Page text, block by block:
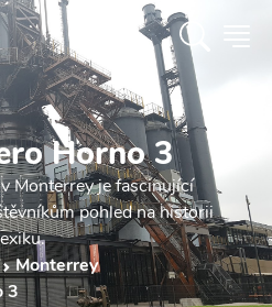
Horno 3
Monterrey je fascinující
pohled na historii
Monterrey
3